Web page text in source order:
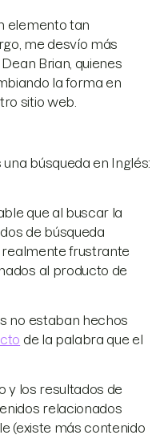
elemento tan
me desvío más
Brian, quienes
la forma en
sitio web.
búsqueda en Inglés:
que al buscar la
de búsqueda
realmente frustrante
al producto de
no estaban hechos
de la palabra que el
y los resultados de
relacionados
(existe más contenido